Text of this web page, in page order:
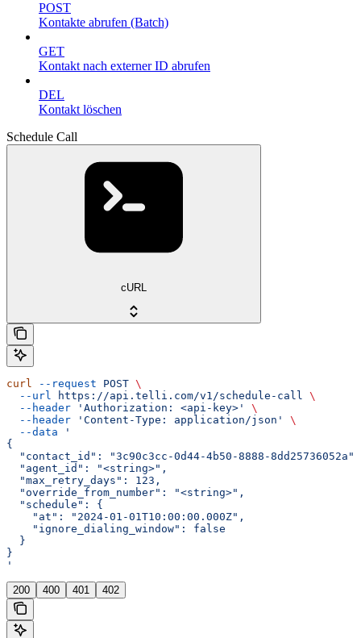
POST
Kontakte abrufen (Batch)
GET
Kontakt nach externer ID abrufen
DEL
Kontakt löschen
Schedule Call
cURL
curl --request POST \
  --url
https://api.telli.com/v1/schedule-call \
  --header
'Authorization: <api-key>'
\
  --header
'Content-Type: application/json'
\
  --data
'
{
  "contact_id": "3c90c3cc-0d44-4b50-8888-8dd25736052a",
  "agent_id": "<string>",
  "max_retry_days": 123,
  "override_from_number": "<string>",
  "schedule": {
    "at": "2024-01-01T10:00:00.000Z",
    "ignore_dialing_window": false
  }
}
'
200 400 401 402